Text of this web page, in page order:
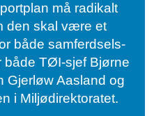
må radikalt
den skal være et
både samferdsels-
både TØI-sjef Bjørne
Gjerløw Aasland og
i Miljødirektoratet.